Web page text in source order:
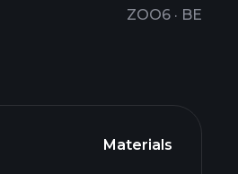
ZOO6 · BE
Materials